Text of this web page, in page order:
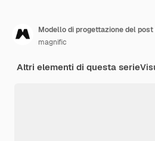
Modello di progettazione del
magnific
Altri elementi di questa serie